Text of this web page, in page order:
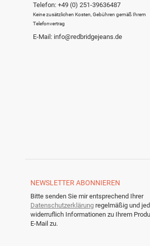
Telefon: +49 (0) 251-39636487
Keine zusätzlichen Kosten, Gebühren gemäß Ihrem
Telefonvertrag
E-Mail: info@redbridgejeans.de
NEWSLETTER ABONNIEREN
Bitte senden Sie mir entsprechend Ihrer
Datenschutzerklärung regelmäßig und
widerruflich Informationen zu Ihrem
E-Mail zu.